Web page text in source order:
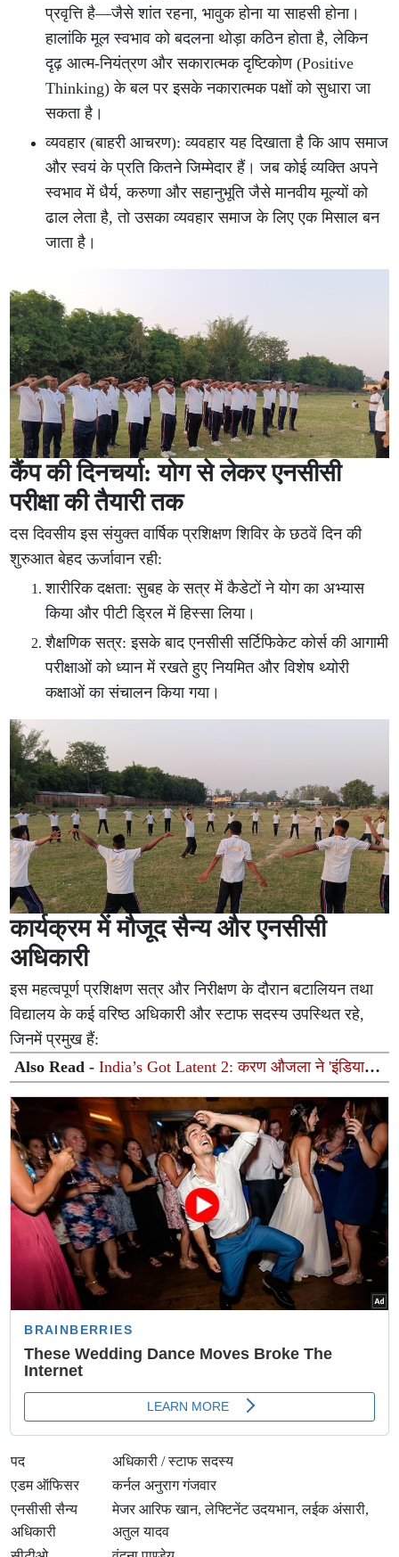
प्रवृत्ति है—जैसे शांत रहना, भावुक होना या साहसी होना।
हालांकि मूल स्वभाव को बदलना थोड़ा कठिन होता है, लेकिन
दृढ़ आत्म-नियंत्रण और सकारात्मक दृष्टिकोण (Positive
Thinking) के बल पर इसके नकारात्मक पक्षों को सुधारा जा
सकता है।
व्यवहार (बाहरी आचरण): व्यवहार यह दिखाता है कि आप समाज
और स्वयं के प्रति कितने जिम्मेदार हैं। जब कोई व्यक्ति अपने
स्वभाव में धैर्य, करुणा और सहानुभूति जैसे मानवीय मूल्यों को
ढाल लेता है, तो उसका व्यवहार समाज के लिए एक मिसाल बन
जाता है।
कैंप की दिनचर्या: योग से लेकर एनसीसी
परीक्षा की तैयारी तक
दस दिवसीय इस संयुक्त वार्षिक प्रशिक्षण शिविर के छठवें दिन की
शुरुआत बेहद ऊर्जावान रही:
शारीरिक दक्षता: सुबह के सत्र में कैडेटों ने योग का अभ्यास
किया और पीटी ड्रिल में हिस्सा लिया।
शैक्षणिक सत्र: इसके बाद एनसीसी सर्टिफिकेट कोर्स की आगामी
परीक्षाओं को ध्यान में रखते हुए नियमित और विशेष थ्योरी
कक्षाओं का संचालन किया गया।
कार्यक्रम में मौजूद सैन्य और एनसीसी
अधिकारी
इस महत्वपूर्ण प्रशिक्षण सत्र और निरीक्षण के दौरान बटालियन तथा
विद्यालय के कई वरिष्ठ अधिकारी और स्टाफ सदस्य उपस्थित रहे,
जिनमें प्रमुख हैं:
Also Read -India’s Got Latent 2: करण औजला ने 'इंडियाज
गॉट लेटेंट 2' के कंटेस्टेंट कपल को गिफ्ट की मालदीव ट्रिप, जीता
फैंस का दिल
पद
अधिकारी / स्टाफ सदस्य
एडम ऑफिसर
कर्नल अनुराग गंजवार
एनसीसी सैन्य
अधिकारी
मेजर आरिफ खान, लेफ्टिनेंट उदयभान, लईक अंसारी,
अतुल यादव